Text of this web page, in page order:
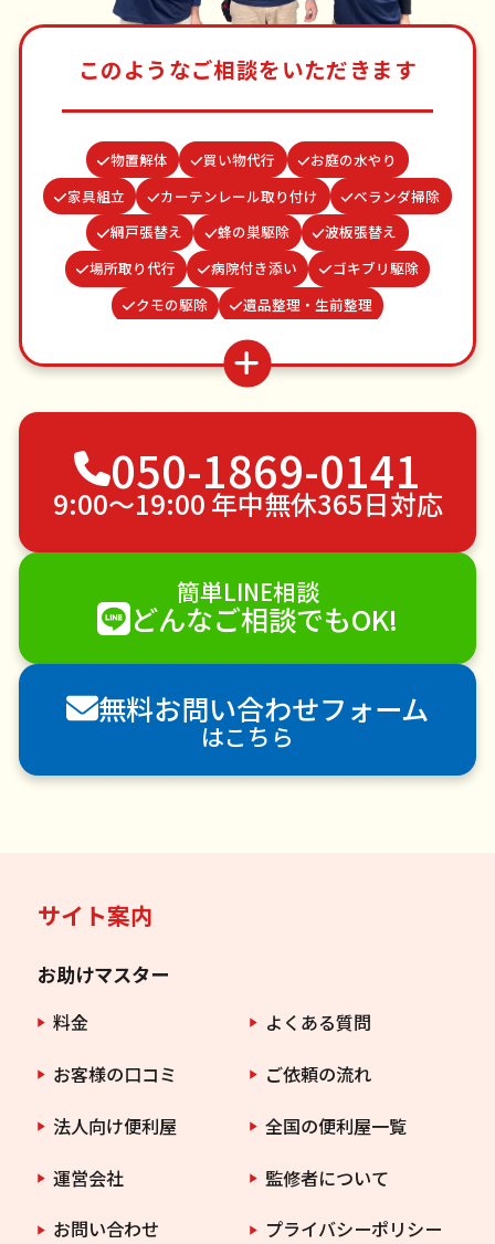
このようなご相談をいただきます
物置解体 買い物代行
お庭の水やり
家具組立
カーテンレール取り付け
ベランダ掃除
網戸張替え
蜂の巣駆除
波板張替え
場所取り代行
病院付き添い
ゴキブリ駆除
クモの駆除
遺品整理・生前整理
結婚式代理出席
謝罪代行
雨どい修理・掃除
水道パッキン交換
並び代行
不用品回収
ゴミ屋敷片付け
植木の剪定
植木の伐採
手すり取り付け
ペットのお世話
エアコンクリーニング
DIY・日曜大工
ハウスクリーニング
雪かき・雪下ろし
電球交換
襖（ふすま）の張替え
空き家管理
各種代行
害獣駆除
防草シート施工
ナメクジ駆除
害虫駆除
050-1869-0141
9:00〜19:00 年中無休365日対応
簡単LINE相談
どんなご相談でもOK!
無料お問い合わせフォーム
はこちら
サイト案内
お助けマスター
料金
よくある質問
お客様の口コミ
ご依頼の流れ
法人向け便利屋
全国の便利屋一覧
運営会社
監修者について
お問い合わせ
プライバシーポリシー